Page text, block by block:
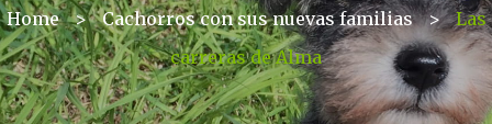
Home > Cachorros con sus nuevas familias >
Las
carreras de Alma